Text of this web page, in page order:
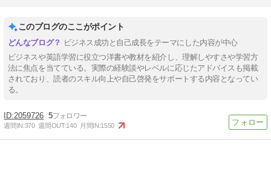
このブログのここがポイント
ビジネス成功と自己成長をテーマにした内容が中心
ビジネスや英語学習に役立つ洋書や教材を紹介し、理解しやすさや学習方
法に焦点を当てている。実際の経験談やレベルに応じたアドバイスも掲載
されており、読者のスキル向上や自己啓発をサポートする内容となってい
る。
2059726 5
週間IN:370 週間OUT:140 月間IN:1550